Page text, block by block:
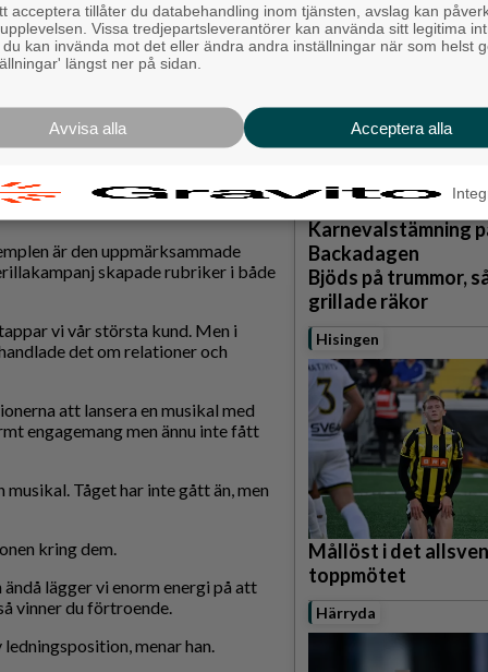
hade gått åt helvete i stället.
högst förtroendekapital av alla
av ödmjukhet och uppriktighet.
att han drev reklambyrån
i den senare byrån Truth,
är den uppmärksammade
skapade rubriker i både
vi vår största kund. Men i
det om relationer och
att lansera en musikal med
engagemang men ännu inte fått
Tåget har inte gått än, men
kring dem.
lägger vi enorm energi på att
vinner du förtroende.
menar han.
Backa/Kärra
Karnevalstämning
Backadagen
Bjöds på trummor,
grillade räkor
Hisingen
Mållöst i det
toppmötet
Härryda
acceptera tillåter du databehandling inom tjänsten, avslag kan
Vissa tredjepartsleverantörer kan använda sitt legitima
kan invända mot det eller ändra andra inställningar när som helst
längst ner på sidan.
Acceptera alla
Avvisa alla